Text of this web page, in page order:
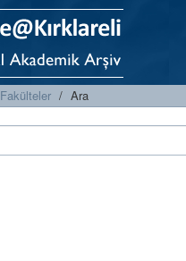
Fakülteler Ara